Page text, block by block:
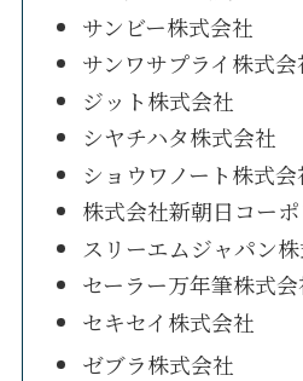
サンビー株式会社
サンワサプライ株式会
ジット株式会社
シヤチハタ株式会社
ショウワノート株式会
株式会社新朝日コー
スリーエムジャパン
セーラー万年筆株式会
セキセイ株式会社
ゼブラ株式会社